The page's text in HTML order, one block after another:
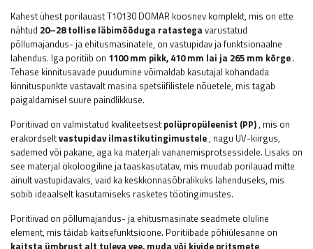
Kahest ühest porilauast T10130 DOMAR koosnev komplekt, mis on ette
nähtud 20–28 tollise läbimõõduga ratastegavarustatud
põllumajandus- ja ehitusmasinatele, on vastupidav ja funktsionaalne
lahendus. Iga poritiib on 1100 mm pikk, 410 mm lai ja 265 mm kõrge .
Tehase kinnitusavade puudumine võimaldab kasutajal kohandada
kinnituspunkte vastavalt masina spetsiifilistele nõuetele, mis tagab
paigaldamisel suure paindlikkuse.
Poritiivad on valmistatud kvaliteetsestpolüpropüleenist (PP), mis on
erakordseltvastupidav ilmastikutingimustele, nagu UV-kiirgus,
sademed või pakane, aga ka materjali vananemisprotsessidele. Lisaks on
see materjal ökoloogiline ja taaskasutatav, mis muudab porilauad mitte
ainult vastupidavaks, vaid ka keskkonnasõbralikuks lahenduseks, mis
sobib ideaalselt kasutamiseks rasketes töötingimustes.
Poritiivad on põllumajandus- ja ehitusmasinate seadmete oluline
element, mis täidab kaitsefunktsioone. Poritiibade põhiülesanne on